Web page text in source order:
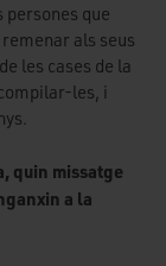
persones que
als seus
les cases de la
les, i
quin missatge
a la